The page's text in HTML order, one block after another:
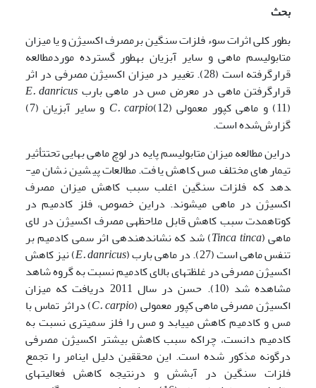
بحث
بطور کلی اثرات سوء فلزات سنگین برمصرف اکسیژن و یا میزان
متابولیسم ماهی و سایر آبزیان به­طور گسترده موردمطالعه
قرارگرفته است (28). تغییر در میزان اکسیژن مصرفی در اثر
قرارگرفتن ماهی در معرض مس در ماهی بارب E. danricus
(11) و ماهی کپور معمولی
C. carpio
(12) و سایر آبزیان (7)
گزارش‌شده است.
دراین مطالعه میزان متابولیسم پایه در لوچ ماهی بهایی تحت­تأثیر
تیمارهای مختلف مس کاهش یافت. مطالعات پیشین نشان می­
دهد که فلزات سنگین اغلب سبب کاهش میزان مصرف
اکسیژن در ماهی می­شوند. دراین خصوص، فلز کادمیم در
کوتاه­مدت سبب کاهش قابل ملاحظه­ی مصرف اکسیژن در لای
ماهی (Tinca tinca) شد که نشان­دهنده­ی اثر سمی کادمیم بر
تنفس ماهی است (27). در ماهی بارب (
E. danricus) نیز کاهش
اکسیژن مصرفی در غلظت­های بالای کادمیم نسبت به گروه شاهد
مشاهده شد (10). حسن در سال 2011 دریافت که میزان
اکسیژن مصرفی ماهی کپور معمولی (C. carpio) دراثر تماس با
مس و کادمیم کاهش می­یابد و مس را فلز سمی­تری نسبت به
کادمیم دانست، چراکه سبب کاهش بیشتر اکسیژن مصرفی
درگونه مذکور شده است. این محققین دلیل این­امر را تجمع
فلزات سنگین در آبشش و درنتیجه کاهش فعالیت­های